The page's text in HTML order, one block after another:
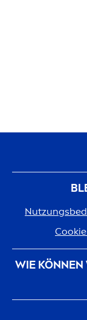
WIE KÖNNEN